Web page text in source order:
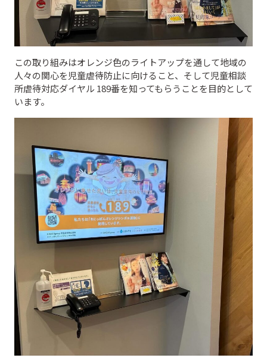
この取り組みはオレンジ色のライトアップを通して地域の
人々の関心を児童虐待防止に向けること、そして児童相談
所虐待対応ダイヤル 189番を知ってもらうことを目的として
います。